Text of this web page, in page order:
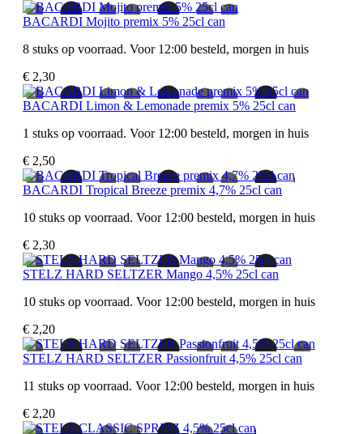
BACARDI Mojito premix 5% 25cl can
8 stuks op voorraad. Voor 12:00 besteld, morgen in huis
€ 2,30
BACARDI Limon & Lemonade premix 5% 25cl can
1 stuks op voorraad. Voor 12:00 besteld, morgen in huis
€ 2,50
BACARDI Tropical Breeze premix 4,7% 25cl can
10 stuks op voorraad. Voor 12:00 besteld, morgen in huis
€ 2,30
STELZ HARD SELTZER Mango 4,5% 25cl can
10 stuks op voorraad. Voor 12:00 besteld, morgen in huis
€ 2,20
STELZ HARD SELTZER Passionfruit 4,5% 25cl can
11 stuks op voorraad. Voor 12:00 besteld, morgen in huis
€ 2,20